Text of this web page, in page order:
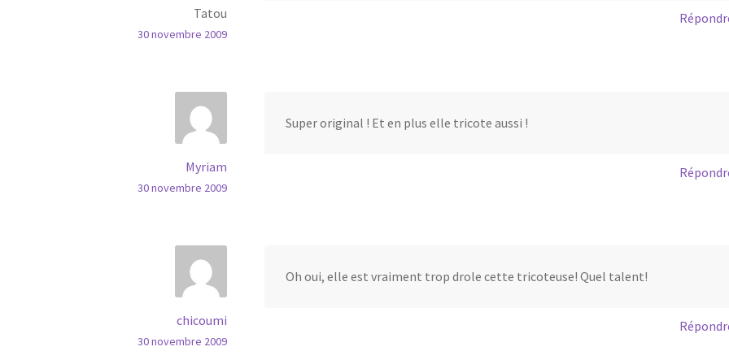
Tatou
30 novembre 2009
Myriam
30 novembre 2009
Super original ! Et en plus elle tricote aussi !
chicoumi
30 novembre 2009
Oh oui, elle est vraiment trop drole cette tricoteuse! Quel talent!